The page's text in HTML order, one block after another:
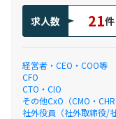
求人数 21件
経営者・CEO・COO等
CFO
CTO・CIO
その他CxO（CMO・
社外役員（社外取締役/